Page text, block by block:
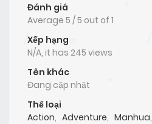
Đánh giá
Average 5 /5 out of 1
Xếp hạng
N/A, it has 245 views
Tên khác
Đang cập nhật
Thể loại
Action, Adventure, Manhua,